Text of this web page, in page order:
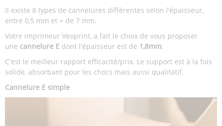
Il existe 8 types de cannelures différentes selon l'épaisseur,
entre 0,5 mm et + de 7 mm.
Votre imprimeur Veoprint, a fait le choix de vous proposer
une cannelure E dont l'épaisseur est de 1,8mm.
C'est le meilleur rapport efficacité/prix. Le support est à la fois
solide, absorbant pour les chocs mais aussi qualitatif.
Cannelure E simple